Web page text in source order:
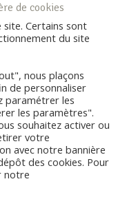
!
de cookies
site. Certains sont
du site
nous plaçons
de personnaliser
paramétrer les
les paramètres".
souhaitez activer ou
votre
avec notre bannière
des cookies. Pour
notre